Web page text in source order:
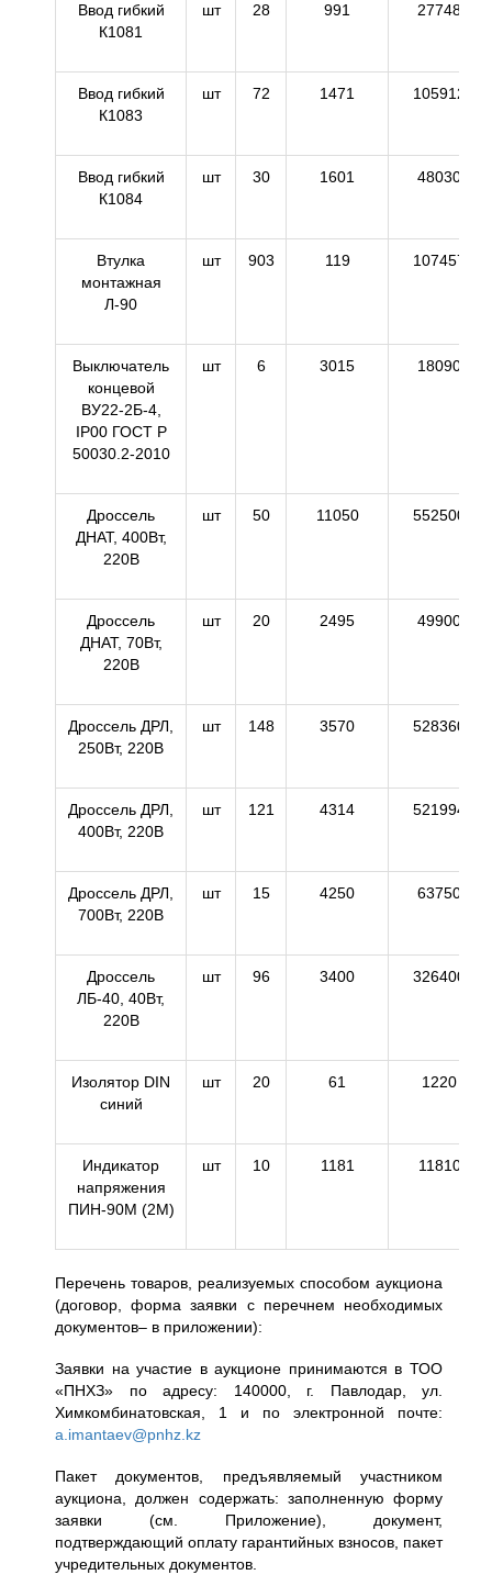
Ввод гибкий
К1081
шт 28 991 27748
Ввод гибкий
К1083
шт 72 1471 105912
Ввод гибкий
К1084
шт 30 1601 48030
Втулка
монтажная
Л-90
шт 903 119 107457
Выключатель
концевой
ВУ22-2Б-4,
IP00 ГОСТ Р
50030.2-2010
шт 6 3015 18090
Дроссель
ДНАТ, 400Вт,
220В
шт 50 11050 552500
Дроссель
ДНАТ, 70Вт,
220В
шт 20 2495 49900
Дроссель ДРЛ,
250Вт, 220В
шт 148 3570 528360
Дроссель ДРЛ,
400Вт, 220В
шт 121 4314 521994
Дроссель ДРЛ,
700Вт, 220В
шт 15 4250 63750
Дроссель
ЛБ-40, 40Вт,
220В
шт 96 3400 326400
Изолятор DIN
синий
шт 20 61 1220
Индикатор
напряжения
ПИН-90М (2М)
шт 10 1181 11810
Перечень товаров, реализуемых способом аукциона
(договор, форма заявки с перечнем необходимых
документов– в приложении):
Заявки на участие в аукционе принимаются в ТОО
«ПНХЗ» по адресу: 140000, г. Павлодар, ул.
Химкомбинатовская, 1 и по электронной почте:
a.imantaev@pnhz.kz
Пакет документов, предъявляемый участником
аукциона, должен содержать: заполненную форму
заявки (см. Приложение), документ,
подтверждающий оплату гарантийных взносов, пакет
учредительных документов.